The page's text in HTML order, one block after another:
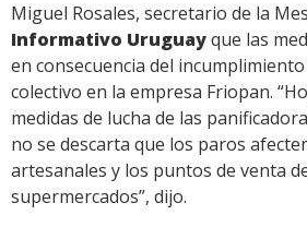
Miguel Rosales, secretario de la
Informativo Uruguayque las
en consecuencia del
colectivo en la empresa Friopan.
medidas de lucha de las
no se descarta que los paros
artesanales y los puntos de venta
supermercados”, dijo.